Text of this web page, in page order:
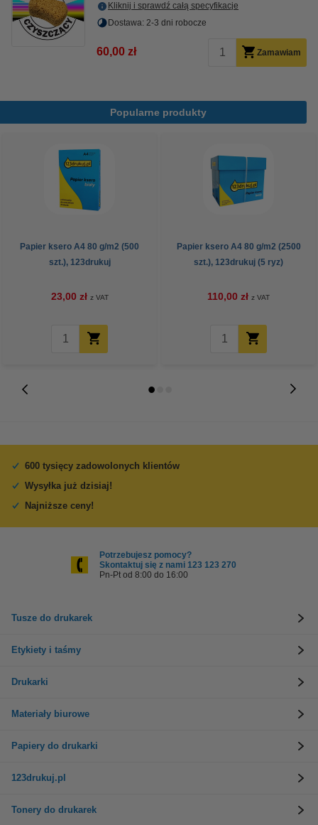
Kliknij i sprawdź całą specyfikacje
Dostawa: 2-3 dni robocze
60,00 zł Zamawiam
Popularne produkty
Papier ksero A4 80 g/m2 (500
szt.), 123drukuj
23,00 zł z VAT
Papier ksero A4 80 g/m2 (2500
szt.), 123drukuj (5 ryz)
110,00 zł z VAT
600 tysięcy zadowolonych klientów
Wysyłka już dzisiaj!
Najniższe ceny!
Potrzebujesz pomocy?
Skontaktuj się z nami 123 123 270
Pn-Pt od 8:00 do 16:00
Tusze do drukarek
Etykiety i taśmy
Drukarki
Materiały biurowe
Papiery do drukarki
123drukuj.pl
Tonery do drukarek